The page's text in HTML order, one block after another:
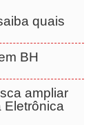
quais
BH
ampliar
Eletrônica